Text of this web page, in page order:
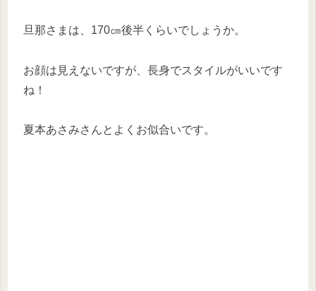
旦那さまは、170㎝後半くらいでしょうか。
お顔は見えないですが、長身でスタイルがいいです
ね！
夏本あさみさんとよくお似合いです。